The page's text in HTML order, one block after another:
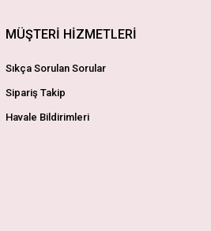
MÜŞTERİ HİZMETLERİ
Sıkça Sorulan Sorular
Sipariş Takip
Havale Bildirimleri